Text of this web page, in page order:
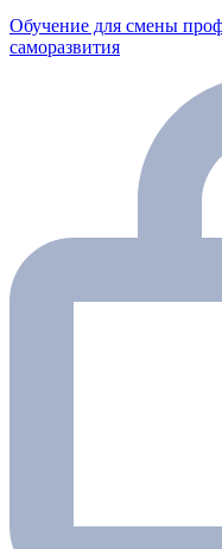
Обучение для смены
саморазвития